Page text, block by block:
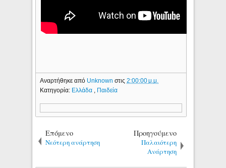
Αναρτήθηκε από Unknownστις2:00:00 μ.μ.
Κατηγορία: Ελλάδα , Παιδεία
Επόμενο
Νεότερη ανάρτηση
Προηγούμενο
Παλαιότερη
Ανάρτηση